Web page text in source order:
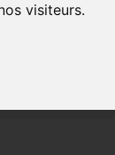
visiteurs.